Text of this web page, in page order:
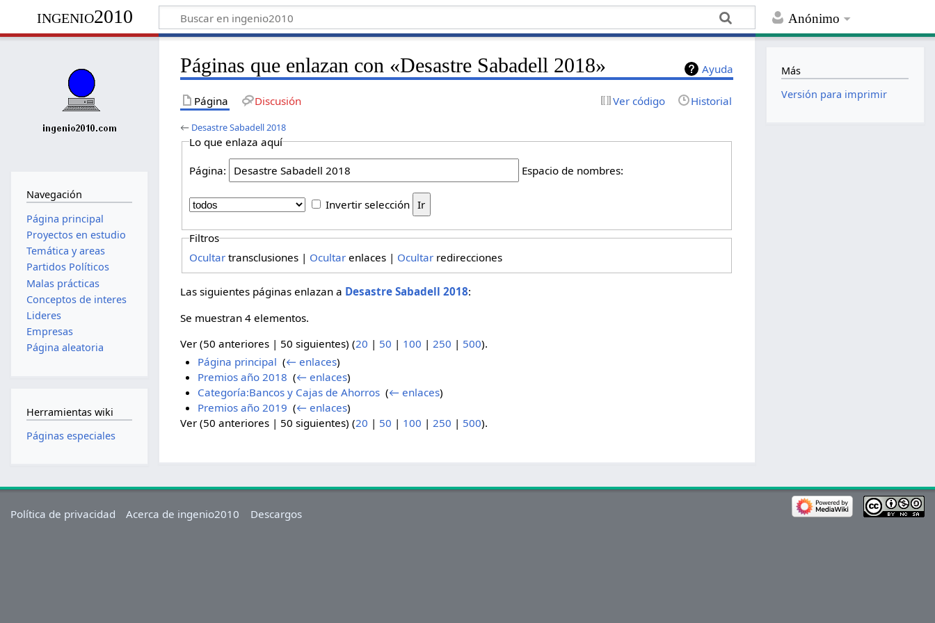
Anónimo
ingenio2010
Ayuda
Páginas que enlazan con «Desastre Sabadell 2018»
Página Discusión Ver código Historial
← Desastre Sabadell 2018
Lo que enlaza aquí
Página: Espacio de nombres:
Invertir selección
Filtros
Ocultartransclusiones | Ocultarenlaces | Ocultarredirecciones
Las siguientes páginas enlazan a Desastre Sabadell 2018:
Se muestran 4 elementos.
Ver (50 anteriores | 50 siguientes) (20 | 50 | 100 | 250 | 500).
Página principal (← enlaces)
Premios año 2018 (← enlaces)
Categoría:Bancos y Cajas de Ahorros‎ (← enlaces)
Premios año 2019 (← enlaces)
Ver (50 anteriores | 50 siguientes) (20 | 50 | 100 |250 | 500).
Navegación
Página principal
Proyectos en estudio
Temática y areas
Partidos Políticos
Malas prácticas
Conceptos de interes
Lideres
Empresas
Página aleatoria
Herramientas wiki
Páginas especiales
Más
Versión para imprimir
Política de privacidad Acerca de ingenio2010 Descargos